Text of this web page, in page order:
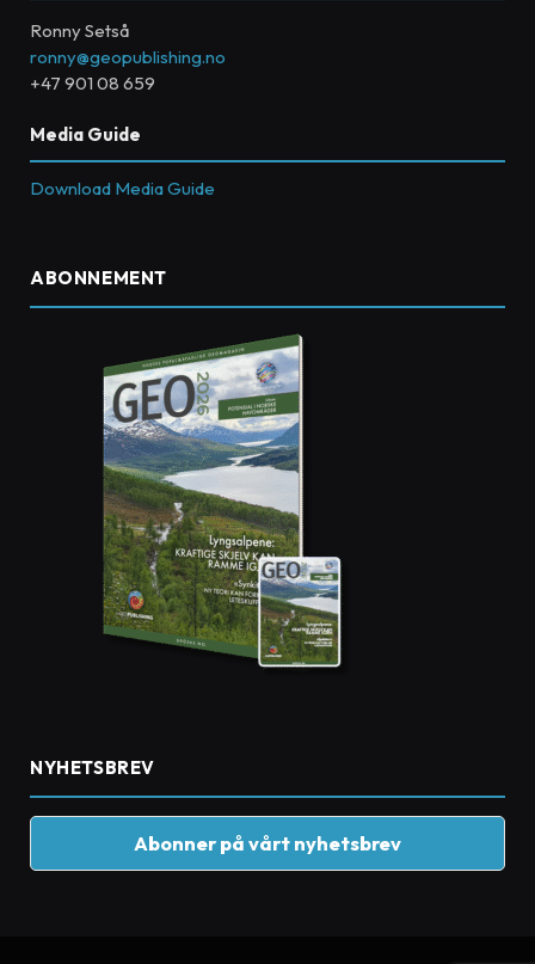
Ronny Setså
ronny@geopublishing.no
+47 901 08 659
Media Guide
Download Media Guide
ABONNEMENT
NYHETSBREV
Abonner på vårt nyhetsbrev